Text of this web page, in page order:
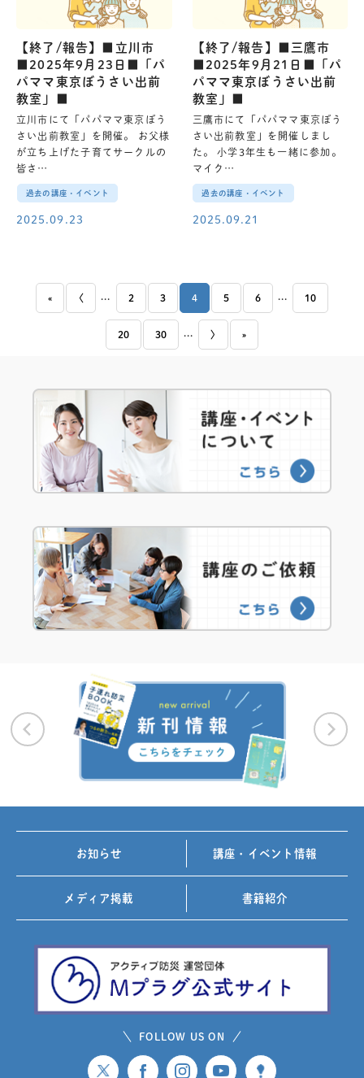
【終了/報告】■立川市
■2025年9月23日■「パ
パママ東京ぼうさい出前
教室」■
立川市にて「パパママ東京ぼう
さい出前教室」を開催。 お父様
が立ち上げた子育てサークルの
皆さ…
過去の講座・イベント
2025.09.23
【終了/報告】■三鷹市
■2025年9月21日■「パ
パママ東京ぼうさい出前
教室」■
三鷹市にて「パパママ東京ぼう
さい出前教室」を開催しまし
た。 小学3年生も一緒に参加。
マイク…
過去の講座・イベント
2025.09.21
« 〈 2 3 4 5 6 10
20 30 〉 »
お知らせ 講座・イベント情報
メディア掲載 書籍紹介
FOLLOW US ON